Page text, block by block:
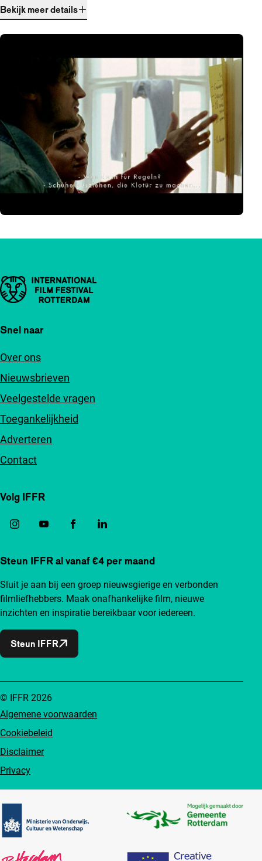
Bekijk meer details
Belangrijke links
Snel naar
Over ons
Nieuwsbrieven
Veelgestelde vragen
Toegankelijkheid
Adverteren
Contact
Volg IFFR
Steun IFFR al vanaf €4 per maand
Sluit je aan bij een groep nieuwsgierige en verbonden
filmliefhebbers. Maak onafhankelijke film, nieuwe
inzichten en inspiratie bereikbaar voor iedereen.
Steun IFFR
Algemene voorwaarden
Cookiebeleid
Disclaimer
Privacy
© IFFR 2026